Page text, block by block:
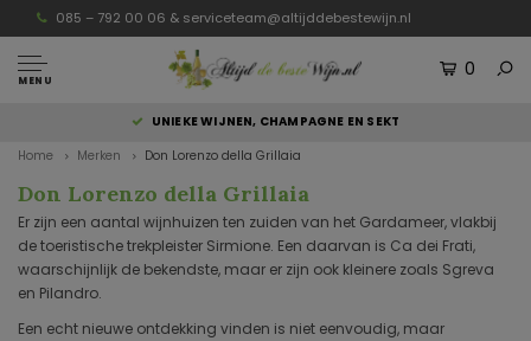
085 – 792 00 06 & serviceteam@altijddebestewijn.nl
MENU
0
UNIEKE WIJNEN, CHAMPAGNE EN SEKT
Home Merken Don Lorenzo della Grillaia
Don Lorenzo della Grillaia
Er zijn een aantal wijnhuizen ten zuiden van het Gardameer, vlakbij
de toeristische trekpleister Sirmione. Een daarvan is Ca dei Frati,
waarschijnlijk de bekendste, maar er zijn ook kleinere zoals Sgreva
en Pilandro.
Een echt nieuwe ontdekking vinden is niet eenvoudig, maar